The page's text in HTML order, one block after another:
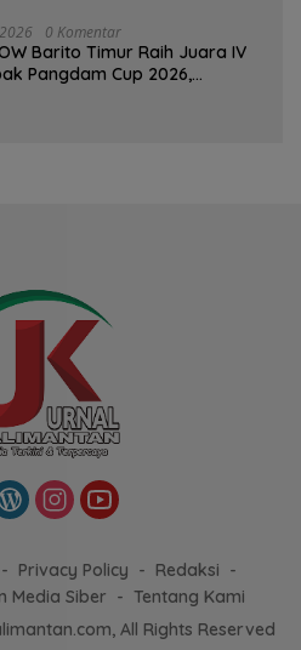
0 Komentar
Barito Timur Raih Juara IV
Pangdam Cup 2026,
Privacy Policy
Redaksi
Media Siber
Tentang Kami
All Rights Reserved